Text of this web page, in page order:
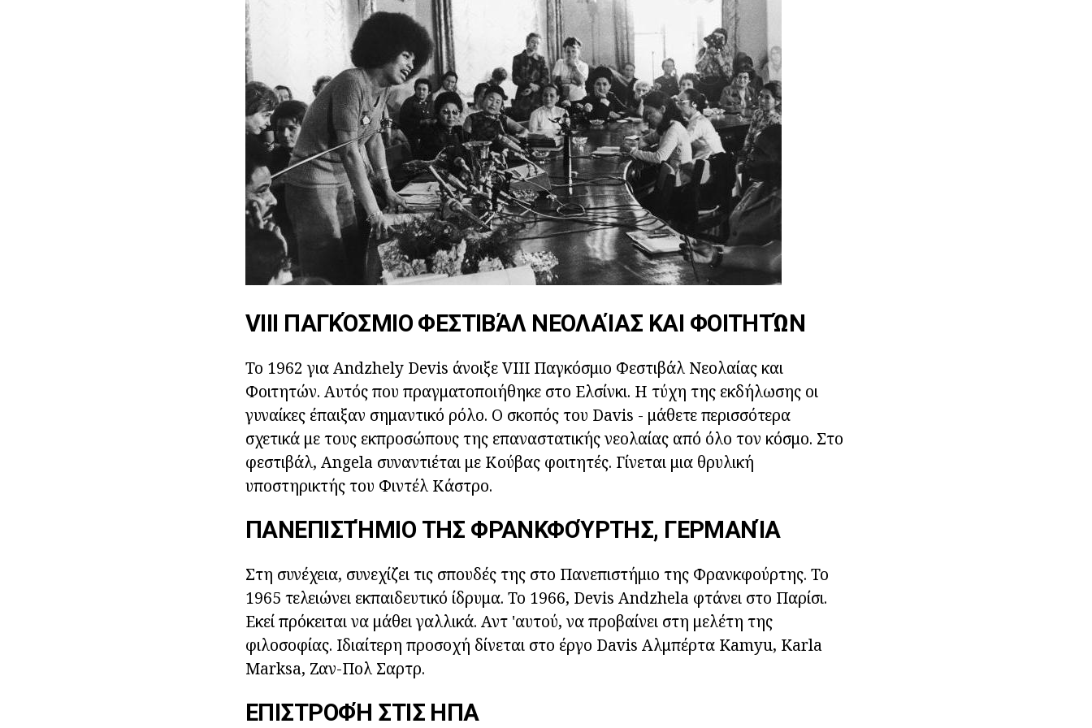
VIII ΠΑΓΚΌΣΜΙΟ ΦΕΣΤΙΒΆΛ ΝΕΟΛΑΊΑΣ ΚΑΙ ΦΟΙΤΗΤΏΝ
Το 1962 για Andzhely Devis άνοιξε VIII Παγκόσμιο Φεστιβάλ Νεολαίας και
Φοιτητών. Αυτός που πραγματοποιήθηκε στο Ελσίνκι. Η τύχη της εκδήλωσης οι
γυναίκες έπαιξαν σημαντικό ρόλο. Ο σκοπός του Davis - μάθετε περισσότερα
σχετικά με τους εκπροσώπους της επαναστατικής νεολαίας από όλο τον κόσμο. Στο
φεστιβάλ, Angela συναντιέται με Κούβας φοιτητές. Γίνεται μια θρυλική
υποστηρικτής του Φιντέλ Κάστρο.
ΠΑΝΕΠΙΣΤΉΜΙΟ ΤΗΣ ΦΡΑΝΚΦΟΎΡΤΗΣ, ΓΕΡΜΑΝΊΑ
Στη συνέχεια, συνεχίζει τις σπουδές της στο Πανεπιστήμιο της Φρανκφούρτης. Το
1965 τελειώνει εκπαιδευτικό ίδρυμα. Το 1966, Devis Andzhela φτάνει στο Παρίσι.
Εκεί πρόκειται να μάθει γαλλικά. Αντ 'αυτού, να προβαίνει στη μελέτη της
φιλοσοφίας. Ιδιαίτερη προσοχή δίνεται στο έργο Davis Αλμπέρτα Kamyu, Karla
Marksa, Ζαν-Πολ Σαρτρ.
ΕΠΙΣΤΡΟΦΉ ΣΤΙΣ ΗΠΑ